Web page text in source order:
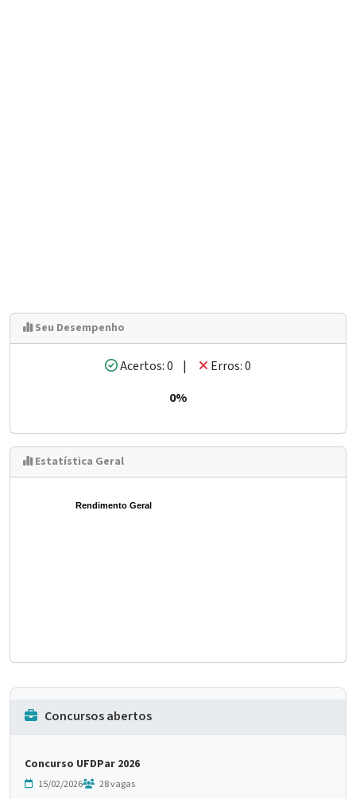
Seu Desempenho
Acertos: 0 |
Erros: 0
0%
Estatística Geral
Rendimento Geral
Concursos abertos
Concurso UFDPar 2026
15/02/2026 28 vagas